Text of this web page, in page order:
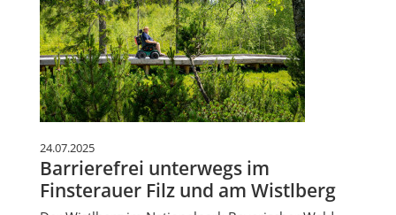
24.07.2025
Barrierefrei unterwegs im
Finsterauer Filz und am Wistlberg